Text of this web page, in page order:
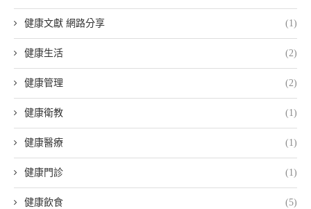
健康文獻 網路分享 (1)
健康生活 (2)
健康管理 (2)
健康衛教 (1)
健康醫療 (1)
健康門診 (1)
健康飲食 (5)